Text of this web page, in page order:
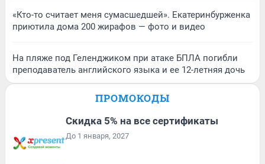
«Кто-то считает меня сумасшедшей». Екатеринбурженка
приютила дома 200 жирафов — фото и видео
На пляже под Геленджиком при атаке БПЛА погибли
преподаватель английского языка и ее 12-летняя дочь
ПРОМОКОДЫ
Скидка 5% на все сертификаты
До 1 января, 2027